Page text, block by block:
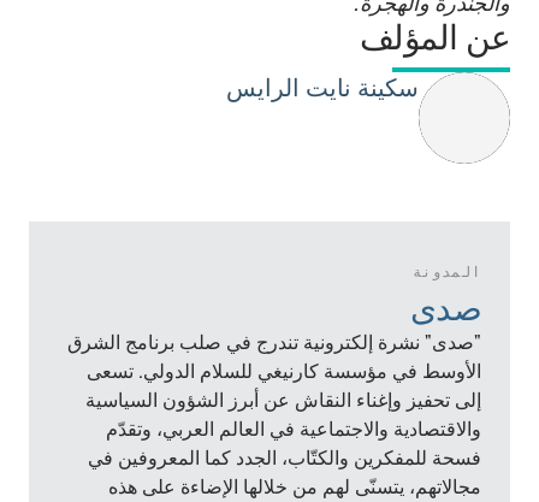
المدونة
صدى
"صدى" نشرة إلكترونية تندرج في صلب برنامج الشرق
الأوسط في مؤسسة كارنيغي للسلام الدولي. تسعى
إلى تحفيز وإغناء النقاش عن أبرز الشؤون السياسية
والاقتصادية والاجتماعية في العالم العربي، وتقدّم
فسحة للمفكرين والكتّاب، الجدد كما المعروفين في
مجالاتهم، يتسنّى لهم من خلالها الإضاءة على هذه
عن المؤلف
سكينة نايت الرايس